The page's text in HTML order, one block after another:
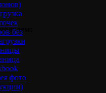
без
фото